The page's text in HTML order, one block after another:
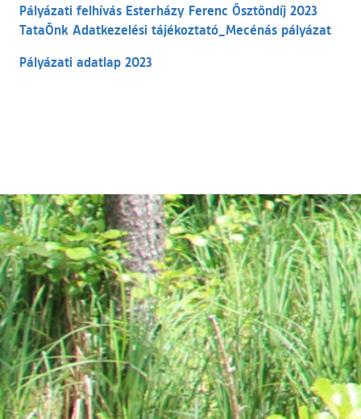
Pályázati felhívás Esterházy Ferenc Ösztöndíj 2023
TataÖnk Adatkezelési tájékoztató_Mecénás pályázat
Pályázati adatlap 2023